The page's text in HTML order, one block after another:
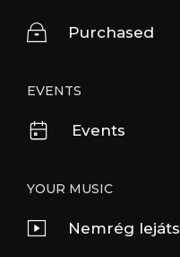
Purchased
EVENTS
Events
YOUR MUSIC
Nemrég